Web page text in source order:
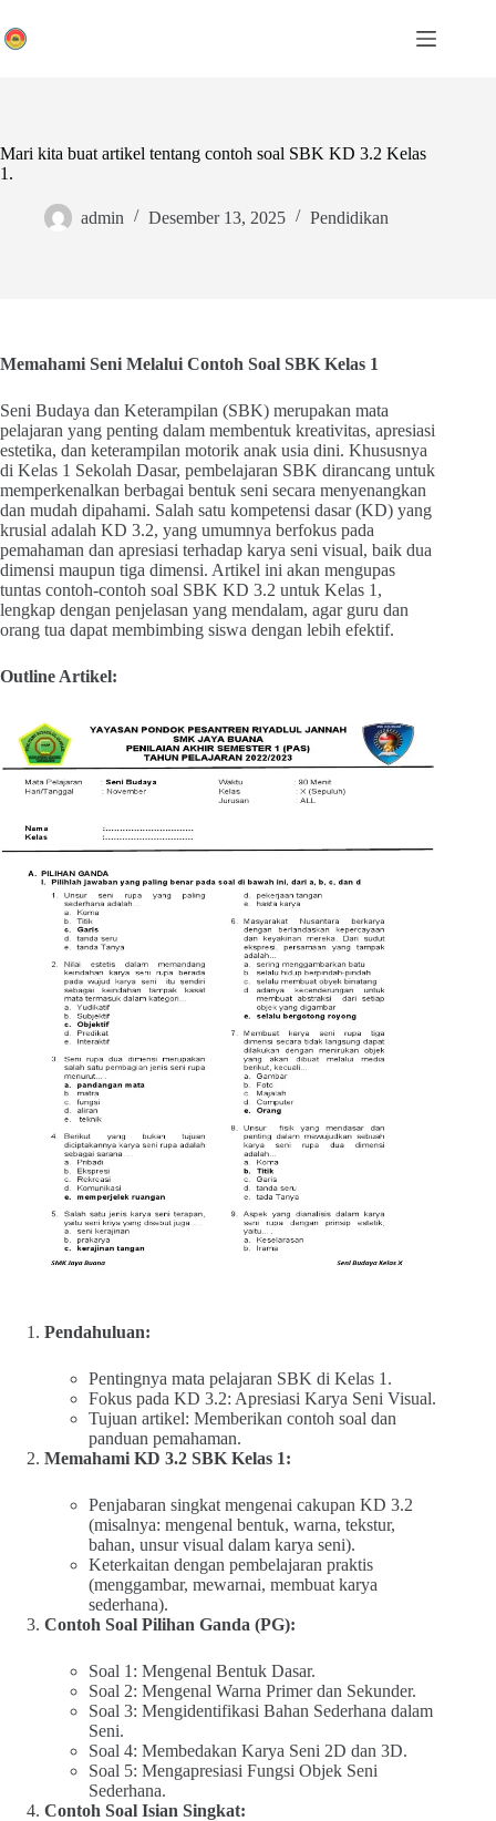
to
content
Mari kita buat artikel tentang contoh soal SBK KD 3.2 Kelas
1.
admin Desember 13, 2025 Pendidikan
Memahami Seni Melalui Contoh Soal SBK Kelas 1
Seni Budaya dan Keterampilan (SBK) merupakan mata
pelajaran yang penting dalam membentuk kreativitas, apresiasi
estetika, dan keterampilan motorik anak usia dini. Khususnya
di Kelas 1 Sekolah Dasar, pembelajaran SBK dirancang untuk
memperkenalkan berbagai bentuk seni secara menyenangkan
dan mudah dipahami. Salah satu kompetensi dasar (KD) yang
krusial adalah KD 3.2, yang umumnya berfokus pada
pemahaman dan apresiasi terhadap karya seni visual, baik dua
dimensi maupun tiga dimensi. Artikel ini akan mengupas
tuntas contoh-contoh soal SBK KD 3.2 untuk Kelas 1,
lengkap dengan penjelasan yang mendalam, agar guru dan
orang tua dapat membimbing siswa dengan lebih efektif.
Outline Artikel:
Pendahuluan:
Pentingnya mata pelajaran SBK di Kelas 1.
Fokus pada KD 3.2: Apresiasi Karya Seni Visual.
Tujuan artikel: Memberikan contoh soal dan
panduan pemahaman.
Memahami KD 3.2 SBK Kelas 1:
Penjabaran singkat mengenai cakupan KD 3.2
(misalnya: mengenal bentuk, warna, tekstur,
bahan, unsur visual dalam karya seni).
Keterkaitan dengan pembelajaran praktis
(menggambar, mewarnai, membuat karya
sederhana).
Contoh Soal Pilihan Ganda (PG):
Soal 1: Mengenal Bentuk Dasar.
Soal 2: Mengenal Warna Primer dan Sekunder.
Soal 3: Mengidentifikasi Bahan Sederhana dalam
Seni.
Soal 4: Membedakan Karya Seni 2D dan 3D.
Soal 5: Mengapresiasi Fungsi Objek Seni
Sederhana.
Contoh Soal Isian Singkat: